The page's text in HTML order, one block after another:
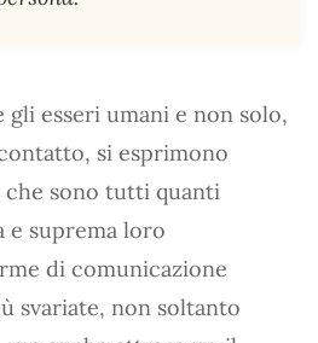
gli esseri umani e non solo,
si esprimono
sono tutti quanti
e suprema loro
di comunicazione
svariate, non soltanto